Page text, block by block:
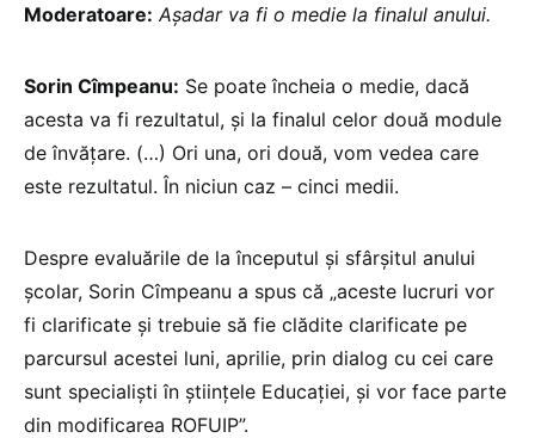
Moderatoare: Așadar va fi o medie la finalul anului.
Sorin Cîmpeanu: Se poate încheia o medie, dacă
acesta va fi rezultatul, și la finalul celor două module
de învățare. (…) Ori una, ori două, vom vedea care
este rezultatul. În niciun caz – cinci medii.
Despre evaluările de la începutul și sfârșitul anului
școlar, Sorin Cîmpeanu a spus că „aceste lucruri vor
fi clarificate și trebuie să fie clădite clarificate pe
parcursul acestei luni, aprilie, prin dialog cu cei care
sunt specialiști în științele Educației, și vor face parte
din modificarea ROFUIP”.